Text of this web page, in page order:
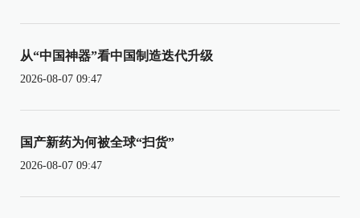
从“中国神器”看中国制造迭代升级
2026-08-07 09:47
国产新药为何被全球“扫货”
2026-08-07 09:47